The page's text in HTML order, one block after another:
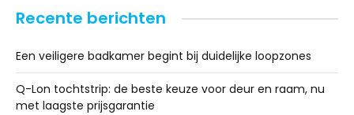
Recente berichten
Een veiligere badkamer begint bij duidelijke loopzones
Q-Lon tochtstrip: de beste keuze voor deur en raam, nu
met laagste prijsgarantie